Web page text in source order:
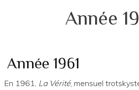
Année
Année 1961
En 1961, La Vérité, mensuel